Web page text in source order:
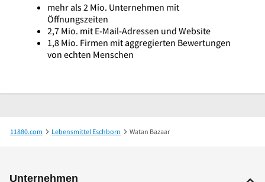
mehr als 2 Mio. Unternehmen mit
Öffnungszeiten
2,7 Mio. mit E-Mail-Adressen und Website
1,8 Mio. Firmen mit aggregierten Bewertungen
von echten Menschen
11880.com Lebensmittel Eschborn Watan Bazaar
Unternehmen